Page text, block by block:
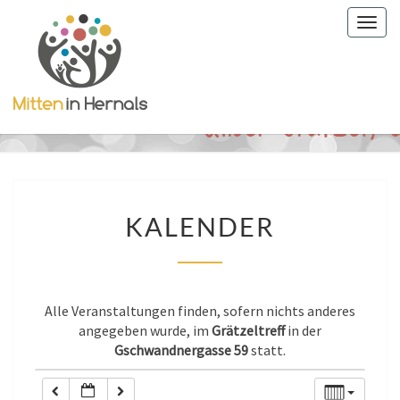
KALENDER
Alle Veranstaltungen finden, sofern nichts anderes
angegeben wurde, im Grätzeltreffin der
Gschwandnergasse 59statt.
0:00
1:00
2:00
5:00